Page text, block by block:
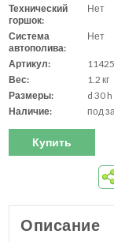
Технический
горшок:
Нет
Система
автополива:
Нет
Артикул:
Вес:
1.2 кг
Размеры:
d 30
Наличие:
под
Купить
Описание